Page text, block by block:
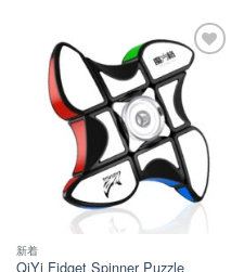
新着
QiYi Fidget Spinner Puzzle